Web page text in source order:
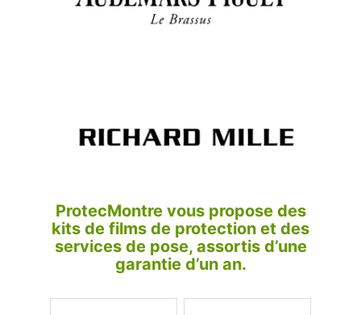
ProtecMontre vous propose des
kits de films de protection et des
services de pose, assortis d’une
garantie d’un an.